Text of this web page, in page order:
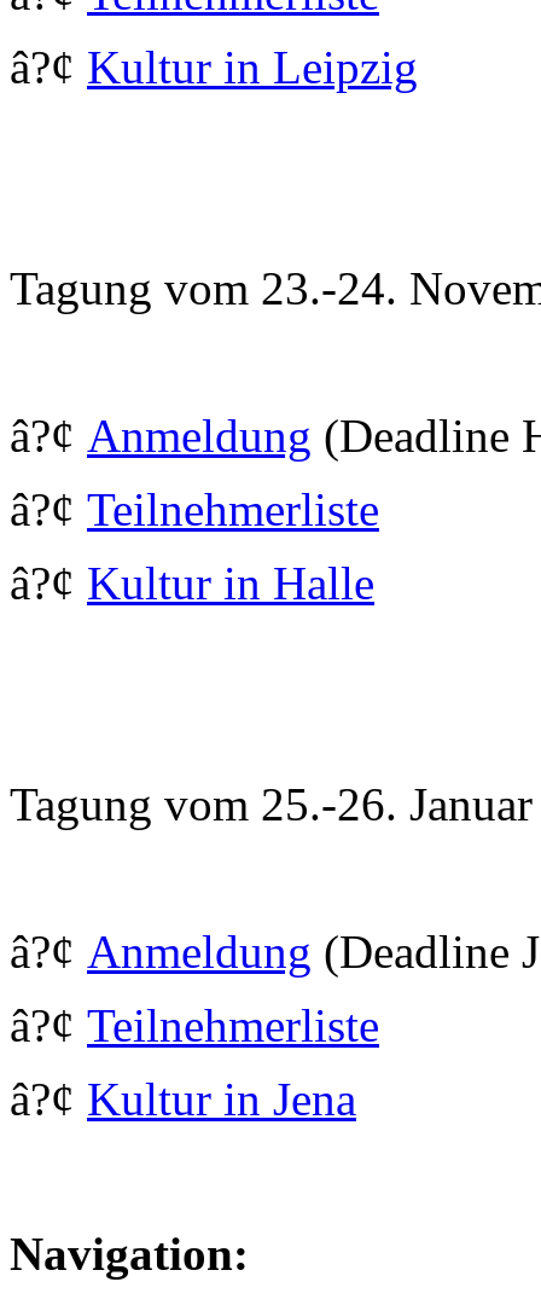
â?¢ Kultur in Leipzig
Tagung vom 23.-24.
â?¢ Anmeldung (Deadline
â?¢ Teilnehmerliste
â?¢ Kultur in Halle
Tagung vom 25.-26.
â?¢ Anmeldung (Deadline
â?¢ Teilnehmerliste
â?¢ Kultur in Jena
Navigation: